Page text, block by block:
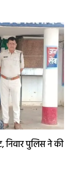
पुलिस ने की